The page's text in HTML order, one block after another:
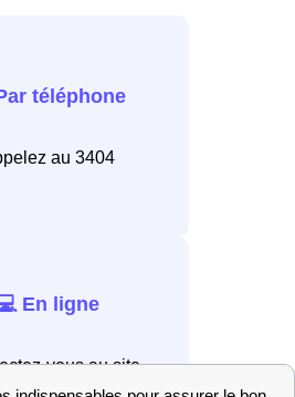
téléphone
au 3404
En ligne
vous au site
EDF.